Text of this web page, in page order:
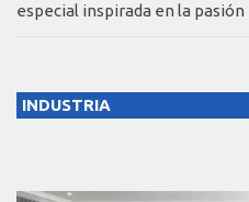
especial inspirada en la
INDUSTRIA